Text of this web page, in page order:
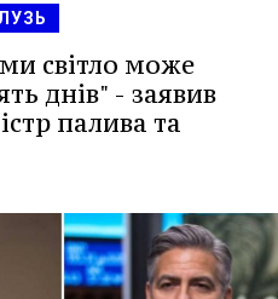
світло може
днів" - заявив
палива та